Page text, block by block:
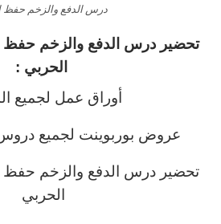
درس الدفع والزخم حفظ
تحضير درس الدفع والزخم حفظ
الحربي :
أوراق عمل لجميع
عروض بوربوينت لجميع دروس
تحضير درس الدفع والزخم حفظ
الحربي